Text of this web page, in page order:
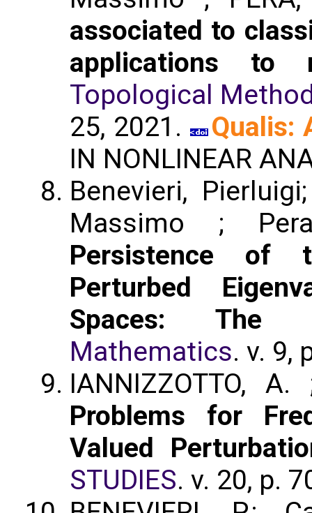
associated to
applications to
Topological
25, 2021.
Qualis:
IN NONLINEAR
Benevieri,
Massimo ;
Persistence of
Perturbed
Spaces: The
Mathematics. v. 9,
IANNIZZOTTO,
Problems for
Valued
STUDIES. v. 20, p.